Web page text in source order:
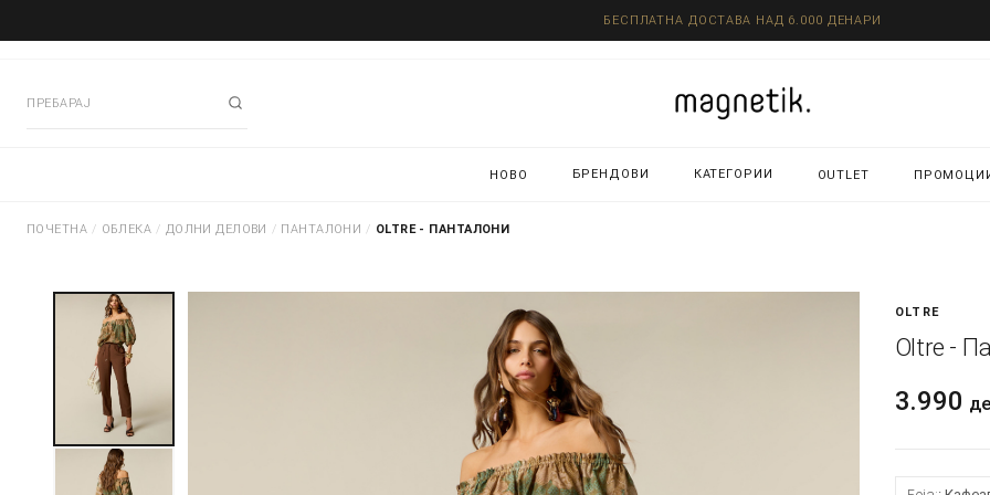
БЕСПЛАТНА ДОСТАВА НАД 6.000 ДЕНАРИ
НОВО БРЕНДОВИ КАТЕГОРИИ OUTLET
ПОЧЕТНА / ОБЛЕКА / ДОЛНИ ДЕЛОВИ / ПАНТАЛОНИ / OLTRE - ПАНТАЛОНИ
OLTRE
Oltre -
3.990